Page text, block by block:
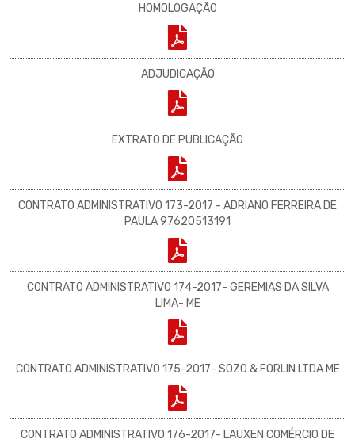
HOMOLOGAÇÃO
ADJUDICAÇÃO
EXTRATO DE PUBLICAÇÃO
CONTRATO ADMINISTRATIVO 173-2017 - ADRIANO FERREIRA DE
PAULA 97620513191
CONTRATO ADMINISTRATIVO 174-2017- GEREMIAS DA SILVA
LIMA- ME
CONTRATO ADMINISTRATIVO 175-2017- SOZO & FORLIN LTDA ME
CONTRATO ADMINISTRATIVO 176-2017- LAUXEN COMÉRCIO DE